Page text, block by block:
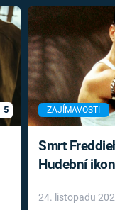
5 ZAJÍMAVOSTI
Smrt
Hudební
léky
24. listopadu